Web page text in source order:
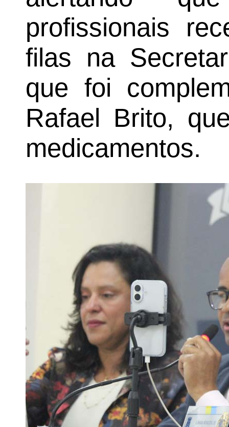
profissionais
filas na
que foi
Rafael Brito,
medicamentos.